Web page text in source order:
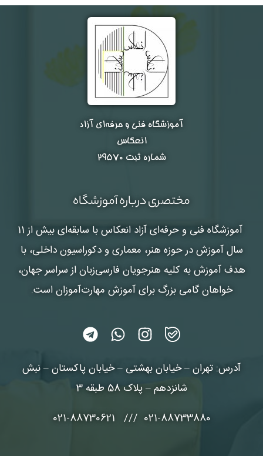
آموزشگاه فنی و حرفه‌ای آزاد
انعکاس
شماره ثبت ۲۹۵۷۰
مختصری درباره آموزشگاه
آموزشگاه فنی و حرفه‌ای آزاد انعکاس
با سابقه‌ای بیش از 11
سال آموزش در حوزه هنر، معماری و دکوراسیون داخلی، با
هدف آموزش به کلیه هنرجویان فارسی‌زبان از سراسر جهان،
خواهان گامی بزرگ برای آموزش مهارت‌آموزان است.
آدرس: تهران – خیابان بهشتی – خیابان پاکستان – نبش
شانزدهم – پلاک 58 طبقه 3
021-88733880 /// 021-88730621